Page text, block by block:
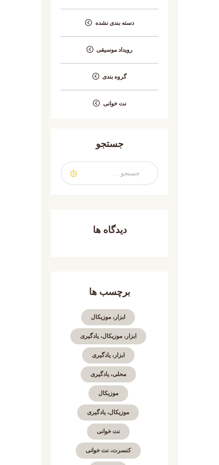
دسته بندی نشده
رویداد موسیقی
گروه بندی
نت خوانی
جستجو
دیدگاه ها
برچسب ها
ابزار، موزیکال
ابزار، موزیکال، یادگیری
ابزار، یادگیری
محلی، یادگیری
موزیکال
موزیکال، یادگیری
نت خوانی
کنسرت، نت خوانی